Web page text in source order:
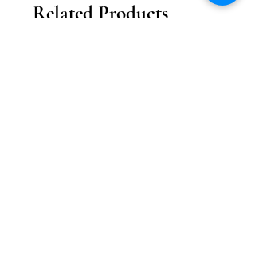
Related Products